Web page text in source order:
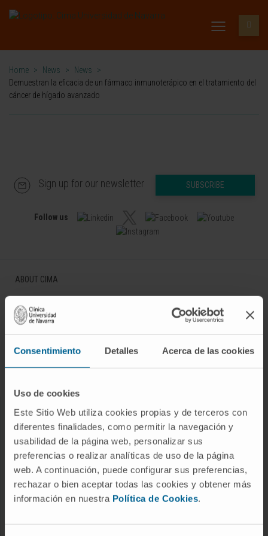
Consentimiento Detalles Acerca de las cookies
Uso de cookies
Este Sitio Web utiliza cookies propias y de terceros con
diferentes finalidades, como permitir la navegación y
usabilidad de la página web, personalizar sus
preferencias o realizar analíticas de uso de la página
web. A continuación, puede configurar sus preferencias,
rechazar o bien aceptar todas las cookies y obtener más
información en nuestra Política de Cookies.
Home > News > News
>
Demuestran la eficacia de un fármaco inmunoterápico en el tratamiento del
cáncer de hígado avanzado
Sign up for our newsletter SUBSCRIBE
Follow us
ABOUT CIMA
Research Center of the Clinica
DISEASES
Cancer
Cardiovascular diseases
Liver diseases
Nervous System diseases